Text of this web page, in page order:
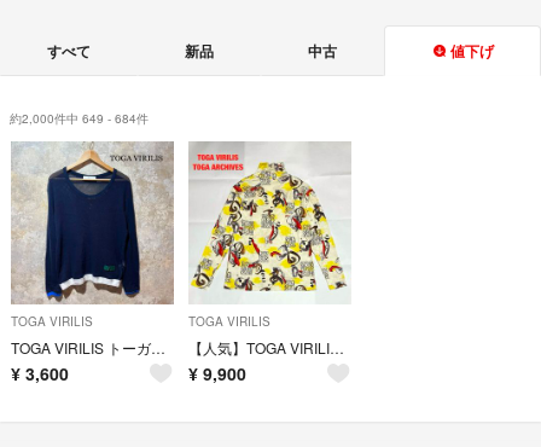
すべて 新品 中古 値下げ
約2,000件中 649 - 684件
TOGA VIRILIS
TOGA VIRILIS トーガビリリース メッシュカットソー ロンT
¥ 3,600
TOGA VIRILIS
【人気】TOGA VIRILIS TOGA ARCHIVES タートルネック
¥ 9,900